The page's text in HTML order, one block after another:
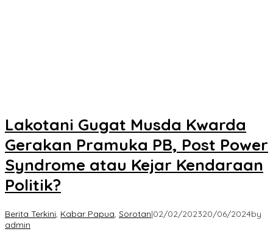
Lakotani Gugat Musda Kwarda
Gerakan Pramuka PB, Post Power
Syndrome atau Kejar Kendaraan
Politik?
Berita Terkini, Kabar Papua, Sorotan|02/02/202320/06/2024by
admin